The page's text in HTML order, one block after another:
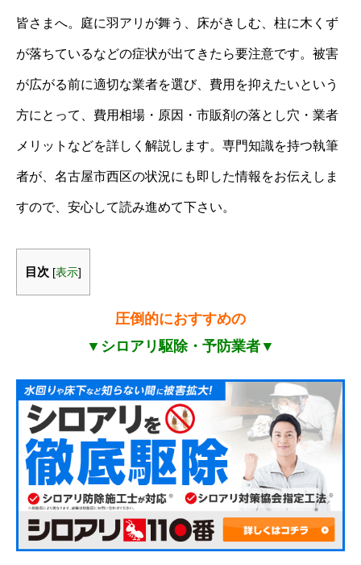
皆さまへ。庭に羽アリが舞う、床がきしむ、柱に木くず
が落ちているなどの症状が出てきたら要注意です。被害
が広がる前に適切な業者を選び、費用を抑えたいという
方にとって、費用相場・原因・市販剤の落とし穴・業者
メリットなどを詳しく解説します。専門知識を持つ執筆
者が、名古屋市西区の状況にも即した情報をお伝えしま
すので、安心して読み進めて下さい。
目次 [表示]
圧倒的におすすめの
▼シロアリ駆除・予防業者▼